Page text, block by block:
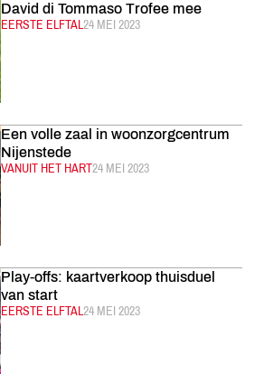
David di Tommaso Trofee mee
CATEGORIE:
EERSTE ELFTALGEPUBLICEERD:
24 MEI 2023
Een volle zaal in woonzorgcentrum
Nijenstede
CATEGORIE:
VANUIT HET HARTGEPUBLICEERD:
24 MEI 2023
Play-offs: kaartverkoop thuisduel
van start
CATEGORIE:
EERSTE ELFTALGEPUBLICEERD:
24 MEI 2023